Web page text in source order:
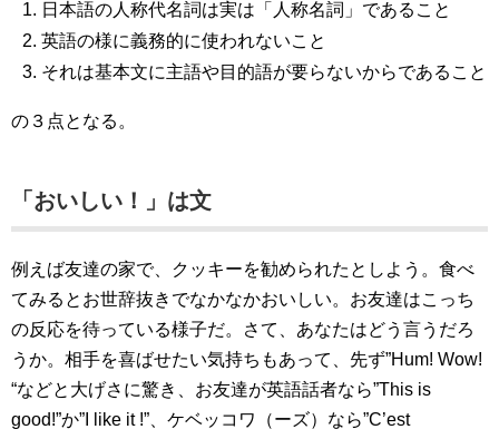
日本語の人称代名詞は実は「人称名詞」であること
英語の様に義務的に使われないこと
それは基本文に主語や目的語が要らないからであること
の３点となる。
「おいしい！」は文
例えば友達の家で、クッキーを勧められたとしよう。食べ
てみるとお世辞抜きでなかなかおいしい。お友達はこっち
の反応を待っている様子だ。さて、あなたはどう言うだろ
うか。相手を喜ばせたい気持ちもあって、先ず”Hum! Wow!
“などと大げさに驚き、お友達が英語話者なら”This is
good!”か”I like it !”、ケベッコワ（ーズ）なら”C’est